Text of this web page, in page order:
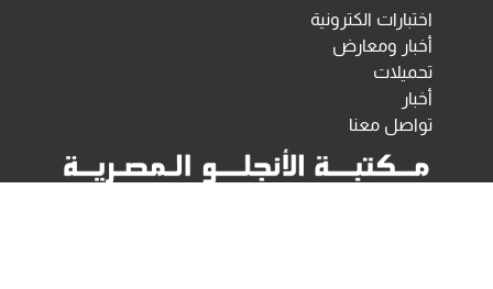
اختبارات الكترونية
أخبار ومعارض
تحميلات
أخبار
تواصل معنا